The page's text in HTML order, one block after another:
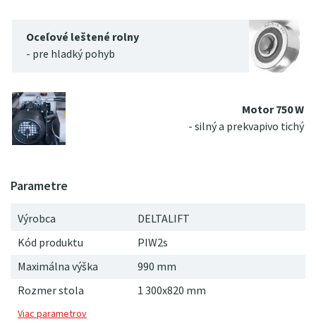
Oceľové leštené rolny
- pre hladký pohyb
Motor 750 W
- silný a prekvapivo tichý
Výrobca
DELTALIFT
Kód produktu
PIW2s
Maximálna výška
990 mm
Rozmer stola
1 300x820 mm